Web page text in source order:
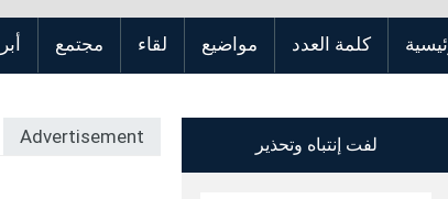
كلمة العدد مواضيع لقاء مجتمع
Advertisement لفت إنتباه وتحذير